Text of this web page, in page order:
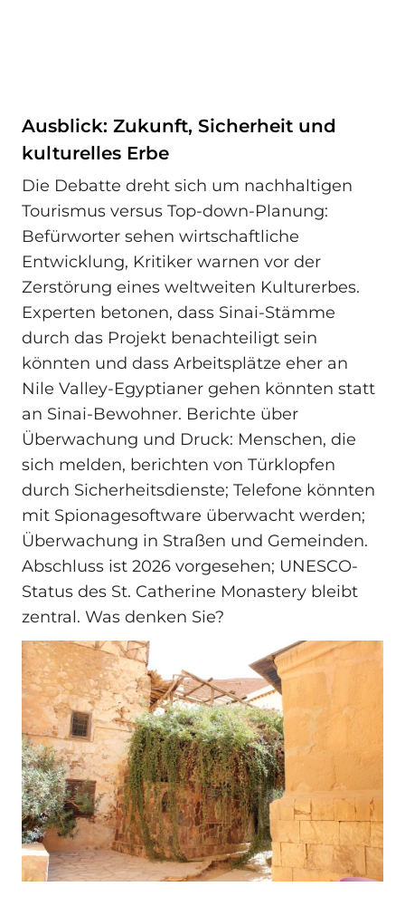
Ausblick: Zukunft, Sicherheit und
kulturelles Erbe
Die Debatte dreht sich um nachhaltigen
Tourismus versus Top-down-Planung:
Befürworter sehen wirtschaftliche
Entwicklung, Kritiker warnen vor der
Zerstörung eines weltweiten Kulturerbes.
Experten betonen, dass Sinai-Stämme
durch das Projekt benachteiligt sein
könnten und dass Arbeitsplätze eher an
Nile Valley-Egyptianer gehen könnten statt
an Sinai-Bewohner. Berichte über
Überwachung und Druck: Menschen, die
sich melden, berichten von Türklopfen
durch Sicherheitsdienste; Telefone könnten
mit Spionagesoftware überwacht werden;
Überwachung in Straßen und Gemeinden.
Abschluss ist 2026 vorgesehen; UNESCO-
Status des St. Catherine Monastery bleibt
zentral. Was denken Sie?